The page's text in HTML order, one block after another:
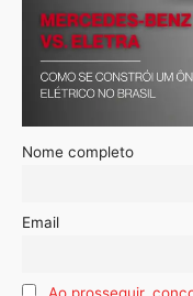
Nome completo
Email